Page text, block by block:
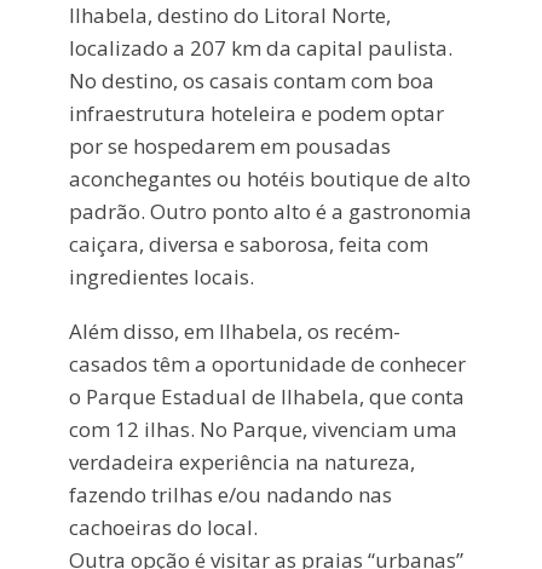
Ilhabela, destino do Litoral Norte,
localizado a 207 km da capital paulista.
No destino, os casais contam com boa
infraestrutura hoteleira e podem optar
por se hospedarem em pousadas
aconchegantes ou hotéis boutique de alto
padrão. Outro ponto alto é a gastronomia
caiçara, diversa e saborosa, feita com
ingredientes locais.
Além disso, em Ilhabela, os recém-
casados têm a oportunidade de conhecer
o Parque Estadual de Ilhabela, que conta
com 12 ilhas. No Parque, vivenciam uma
verdadeira experiência na natureza,
fazendo trilhas e/ou nadando nas
cachoeiras do local.
Outra opção é visitar as praias “urbanas”